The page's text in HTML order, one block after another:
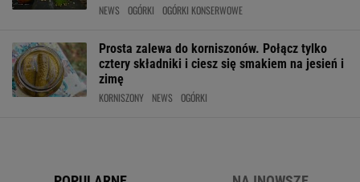
NEWS OGÓRKI OGÓRKI KONSERWOWE
Prosta zalewa do korniszonów. Połącz tylko
cztery składniki i ciesz się smakiem na jesień i
zimę
KORNISZONY NEWS OGÓRKI